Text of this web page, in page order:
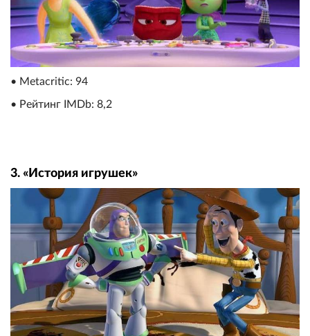
• Metacritic: 94
• Рейтинг IMDb: 8,2
3. «История игрушек»